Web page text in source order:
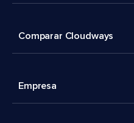
Comparar Cloudways
Empresa